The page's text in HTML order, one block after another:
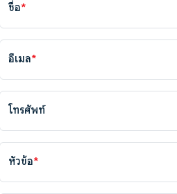
ชื่อ*
อีเมล*
โทรศัพท์
หัวข้อ*